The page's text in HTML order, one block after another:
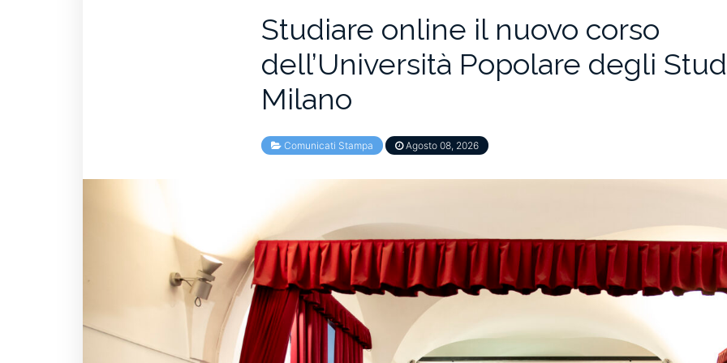
Studiare online il nuovo corso
dell’Università Popolare degli
Milano
Comunicati Stampa Agosto 08, 2026